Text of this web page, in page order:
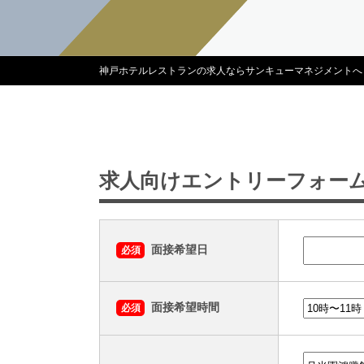
神戸ホテルレストランの求人ならサンキューマネジメントへ
求人向けエントリーフォー
必須 面接希望日
必須 面接希望時間